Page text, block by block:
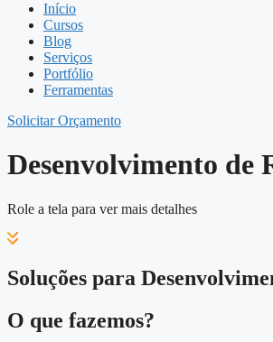
Início
Cursos
Blog
Serviços
Portfólio
Ferramentas
Solicitar Orçamento
Desenvolvimento de
Role a tela para ver mais detalhes
Soluções para
O que fazemos?